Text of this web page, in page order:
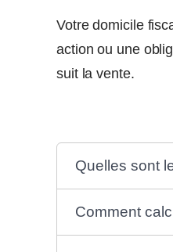
Votre domicile
action ou une
suit la vente.
Quelles sont
Comment